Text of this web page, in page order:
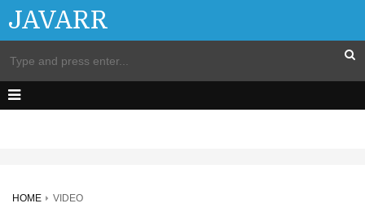
JAVARR
HOME VIDEO